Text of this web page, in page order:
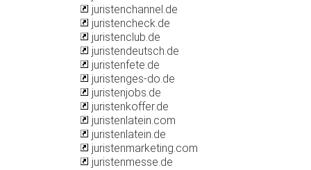
juristenchannel.de
juristencheck.de
juristenclub.de
juristendeutsch.de
juristenfete.de
juristenges-do.de
juristenjobs.de
juristenkoffer.de
juristenlatein.com
juristenlatein.de
juristenmarketing.com
juristenmesse.de